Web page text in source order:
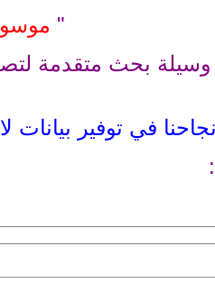
"
وسيلة بحث متقدمة
في توفير
: